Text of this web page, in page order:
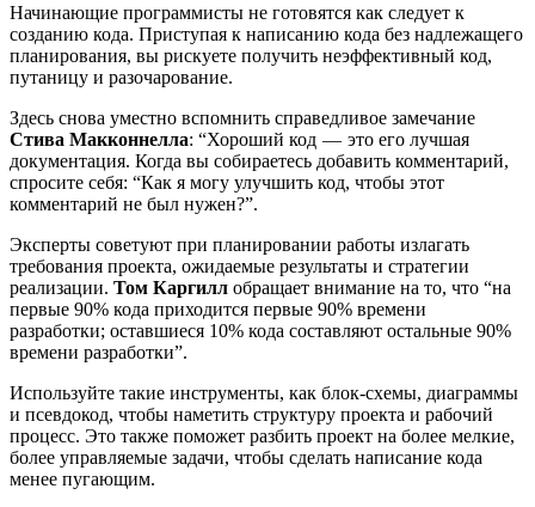
Начинающие программисты не готовятся как следует к
созданию кода. Приступая к написанию кода без надлежащего
планирования, вы рискуете получить неэффективный код,
путаницу и разочарование.
Здесь снова уместно вспомнить справедливое замечание
Стива Макконнелла: “Хороший код — это его лучшая
документация. Когда вы собираетесь добавить комментарий,
спросите себя: “Как я могу улучшить код, чтобы этот
комментарий не был нужен?”.
Эксперты советуют при планировании работы излагать
требования проекта, ожидаемые результаты и стратегии
реализации. Том Каргилл обращает внимание на то, что “на
первые 90% кода приходится первые 90% времени
разработки; оставшиеся 10% кода составляют остальные 90%
времени разработки”.
Используйте такие инструменты, как блок-схемы, диаграммы
и псевдокод, чтобы наметить структуру проекта и рабочий
процесс. Это также поможет разбить проект на более мелкие,
более управляемые задачи, чтобы сделать написание кода
менее пугающим.